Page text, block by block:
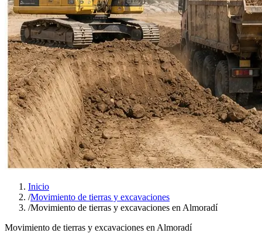
Inicio
/Movimiento de tierras y excavaciones
/Movimiento de tierras y excavaciones en Almoradí
Movimiento de tierras y excavaciones en Almoradí